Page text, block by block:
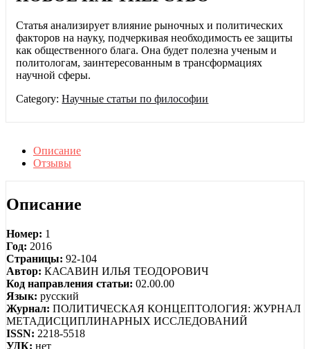
Статья анализирует влияние рыночных и политических
факторов на науку, подчеркивая необходимость ее защиты
как общественного блага. Она будет полезна ученым и
политологам, заинтересованным в трансформациях
научной сферы.
Category:Научные статьи по философии
Описание
Отзывы
Описание
Номер: 1
Год: 2016
Страницы: 92-104
Автор: КАСАВИН ИЛЬЯ ТЕОДОРОВИЧ
Код направления статьи: 02.00.00
Язык: русский
Журнал: ПОЛИТИЧЕСКАЯ КОНЦЕПТОЛОГИЯ: ЖУРНАЛ
МЕТАДИСЦИПЛИНАРНЫХ ИССЛЕДОВАНИЙ
ISSN: 2218-5518
УДК: нет